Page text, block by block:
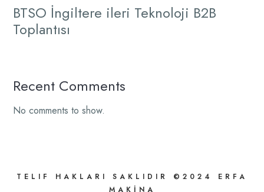
BTSO İngiltere ileri Teknoloji B2B
Toplantısı
Recent Comments
No comments to show.
TELIF HAKLARI SAKLIDIR ©2024 ERFA
MAKİNA